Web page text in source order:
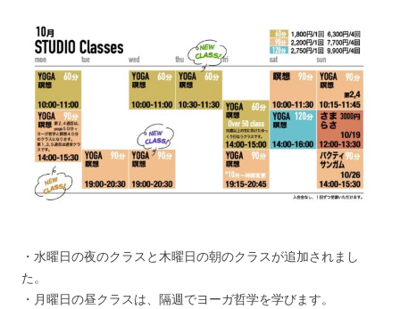
・水曜日の夜のクラスと木曜日の朝のクラスが追加されまし
た。
・月曜日の昼クラスは、隔週でヨーガ哲学を学びます。